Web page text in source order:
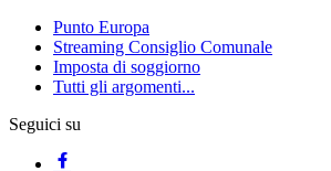
Punto Europa
Streaming Consiglio Comunale
Imposta di soggiorno
Tutti gli argomenti...
Seguici su